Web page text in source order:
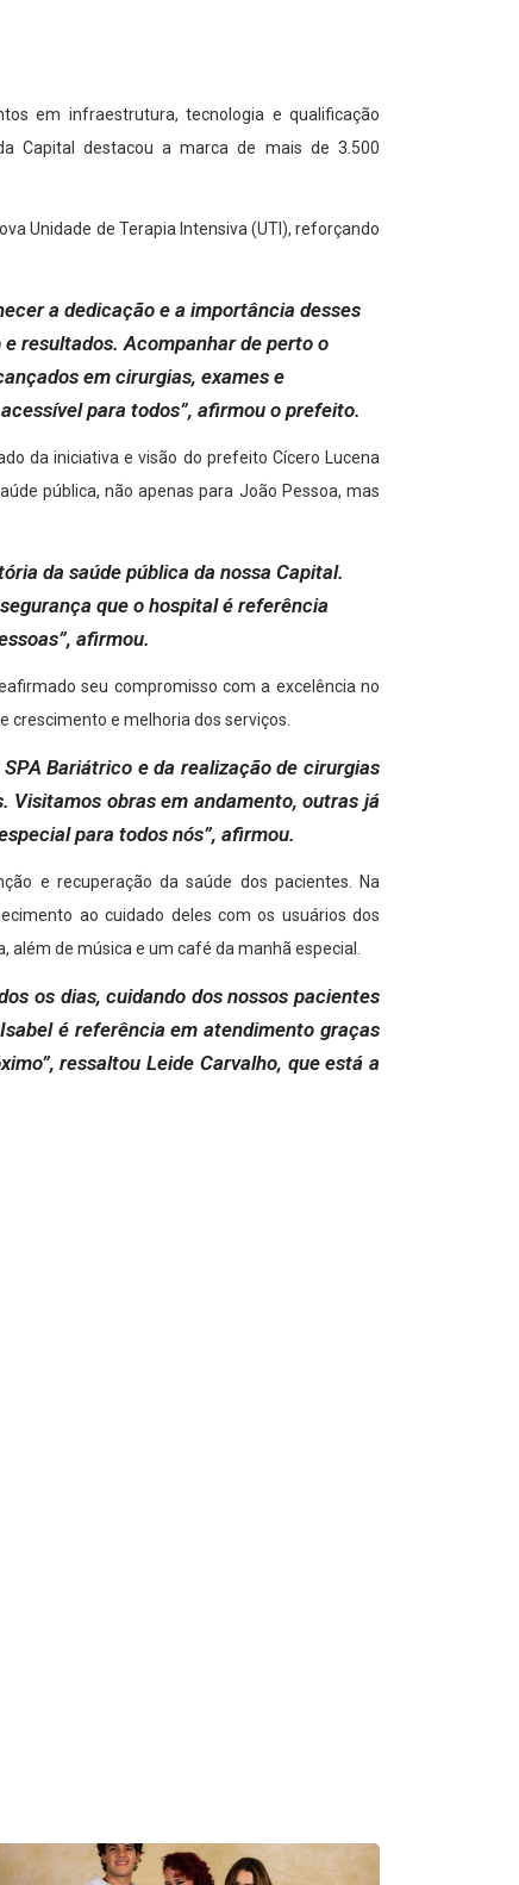
em infraestrutura, tecnologia e qualificação
Capital destacou a marca de mais de 3.500
Unidade de Terapia Intensiva (UTI), reforçando
a dedicação e a importância desses
resultados. Acompanhar de perto o
em cirurgias, exames e
para todos”, afirmou o prefeito.
da iniciativa e visão do prefeito Cícero Lucena
pública, não apenas para João Pessoa, mas
da saúde pública da nossa Capital.
que o hospital é referência
afirmou.
seu compromisso com a excelência no
crescimento e melhoria dos serviços.
Bariátrico e da realização de cirurgias
Visitamos obras em andamento, outras já
para todos nós”, afirmou.
e recuperação da saúde dos pacientes. Na
ao cuidado deles com os usuários dos
de música e um café da manhã especial.
os dias, cuidando dos nossos pacientes
é referência em atendimento graças
ressaltou Leide Carvalho, que está a